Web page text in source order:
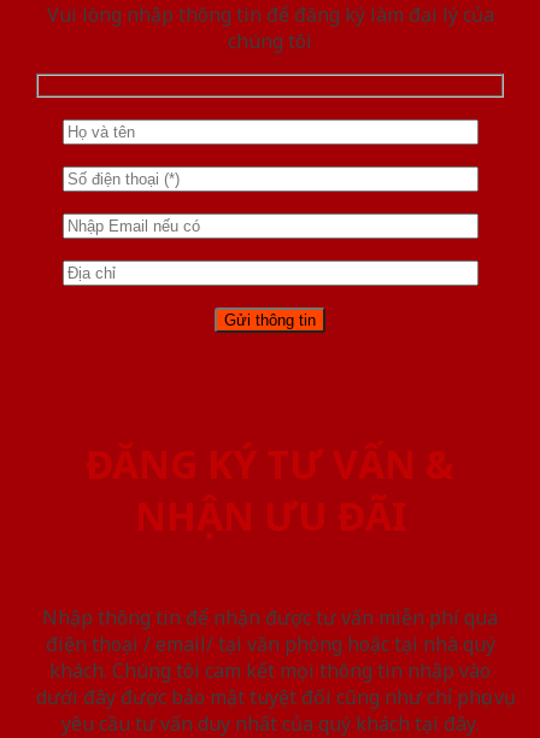
Vui lòng nhập thông tin để đăng ký làm đại lý của
chúng tôi
ĐĂNG KÝ TƯ VẤN &
NHẬN ƯU ĐÃI
Nhập thông tin để nhận được tư vấn miễn phí qua
điện thoại / email/ tại văn phòng hoặc tại nhà quý
khách. Chúng tôi cam kết mọi thông tin nhập vào
dưới đây được bảo mật tuyệt đối cũng như chỉ phục vụ
yêu cầu tư vấn duy nhất của quý khách tại đây.